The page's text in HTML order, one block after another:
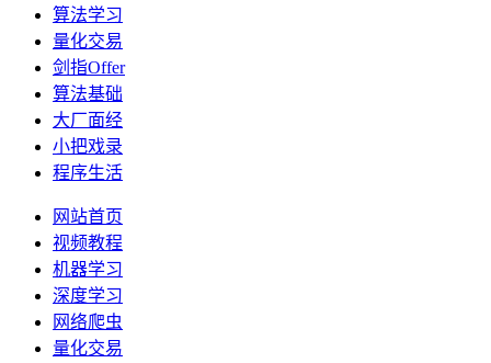
算法学习
量化交易
剑指Offer
算法基础
大厂面经
小把戏录
程序生活
网站首页
视频教程
机器学习
深度学习
网络爬虫
量化交易